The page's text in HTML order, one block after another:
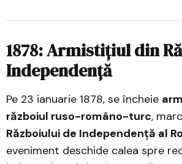
1878: Armistițiul din
Independență
Pe 23 ianuarie 1878, se încheie
războiul ruso-româno-turc,
Războiului de Independență al
eveniment deschide calea spre